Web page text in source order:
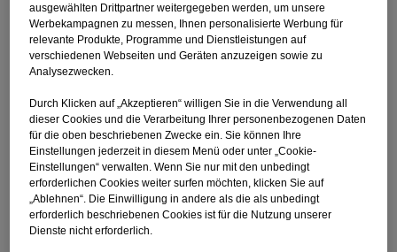
Ein Cookie ist ein kleines Datenpaket (Textdatei), das Ihr Browser
auf Anweisung einer besuchten Website auf Ihrem Gerät speichert,
um sich Informationen über Sie zu „merken“, wie etwa Ihre
Spracheinstellungen oder Anmeldeinformationen. Diese Cookies
werden von uns gesetzt und als Erstanbieter-Cookies bezeichnet.
anderen Domäne als die der von Ihnen besuchten Website stammen.
Wie verwenden diese Cookies zur Unterstützung unserer Werbe-
und Marketingmaßnahmen. Insbesondere verwenden wir Cookies
und andere Tracker-Technologien für die folgenden Zwecke:
Unbedingt erforderliche Cookies
Diese Cookies sind zur Funktion der Website erforderlich und
können in Ihren Systemen nicht deaktiviert werden. In der Regel
werden diese Cookies nur als Reaktion auf von Ihnen getätigte
ausgewählten Drittpartner weitergegeben werden, um unsere
Werbekampagnen zu messen, Ihnen personalisierte Werbung für
relevante Produkte, Programme und Dienstleistungen auf
verschiedenen Webseiten und Geräten anzuzeigen sowie zu
Analysezwecken.
Durch Klicken auf „Akzeptieren“ willigen Sie in die Verwendung all
dieser Cookies und die Verarbeitung Ihrer personenbezogenen Daten
für die oben beschriebenen Zwecke ein. Sie können Ihre
Einstellungen jederzeit in diesem Menü oder unter „Cookie-
Einstellungen“ verwalten. Wenn Sie nur mit den unbedingt
erforderlichen Cookies weiter surfen möchten, klicken Sie auf
„Ablehnen“. Die Einwilligung in andere als die als unbedingt
erforderlich beschriebenen Cookies ist für die Nutzung unserer
Dienste nicht erforderlich.